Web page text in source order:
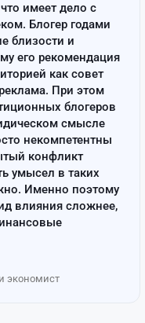
имеет дело с
Блогер годами
близости и
его рекомендация
как совет
При этом
блогеров
смысле
некомпетентны
конфликт
умысел в таких
Именно поэтому
влияния сложнее,
экономист